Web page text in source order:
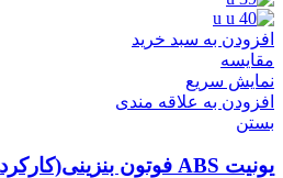
افزودن به سبد خرید
مقایسه
نمایش سریع
افزودن به علاقه مندی
بستن
یونیت ABS فوتون بنزینی(کارکرده)